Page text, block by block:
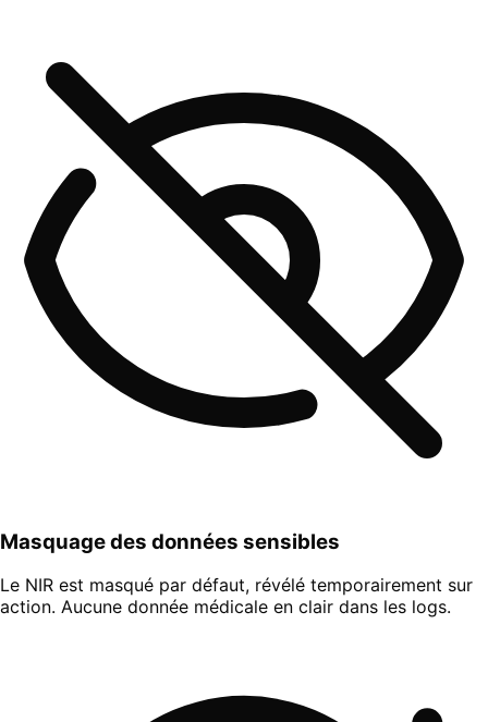
Masquage des données sensibles
Le NIR est masqué par défaut, révélé temporairement sur
action. Aucune donnée médicale en clair dans les logs.